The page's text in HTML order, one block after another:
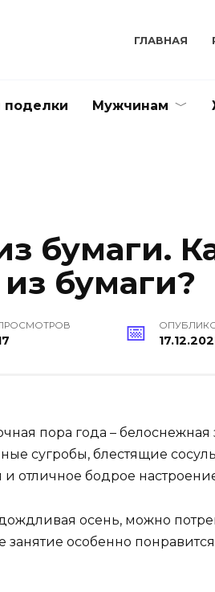
ГЛАВНАЯ
поделки Мужчинам
бумаги.
бумаги?
пора года –
сугробы, блестящие
отличное бодрое
осень, можно
занятие особенно